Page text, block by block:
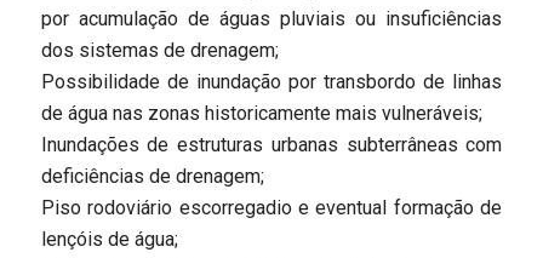
por acumulação de águas pluviais ou insuficiências
dos sistemas de drenagem;
Possibilidade de inundação por transbordo de linhas
de água nas zonas historicamente mais vulneráveis;
Inundações de estruturas urbanas subterrâneas com
deficiências de drenagem;
Piso rodoviário escorregadio e eventual formação de
lençóis de água;